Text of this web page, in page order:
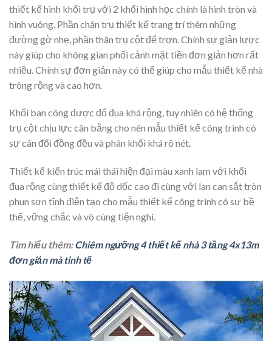
thiết kế hình khối trụ với 2 khối hình học chính là hình tròn và
hình vuông. Phần chân trụ thiết kế trang trí thêm những
đường gờ nhẹ, phần thân trụ cột để trơn. Chính sự giản lược
này giúp cho không gian phối cảnh mặt tiền đơn giản hơn rất
nhiều. Chính sự đơn giản này có thể giúp cho mẫu thiết kế nhà
trông rộng và cao hơn.
Khối ban công được đổ đua khá rộng, tuy nhiên có hệ thống
trụ cột chịu lực cân bằng cho nên mẫu thiết kế công trình có
sự cân đối đồng đều và phân khối khá rõ nét.
Thiết kế kiến trúc mái thái hiện đại màu xanh lam với khối
đua rộng cùng thiết kế độ dốc cao đi cùng với lan can sắt tròn
phun sơn tĩnh điện tạo cho mẫu thiết kế công trình có sự bề
thế, vững chắc và vô cùng tiện nghi.
Tìm hiểu thêm:Chiêm ngưỡng 4 thiết kế nhà 3 tầng 4x13m
đơn giản mà tinh tế